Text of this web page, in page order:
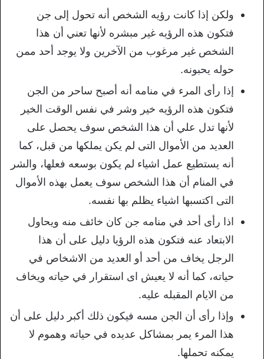
ولكن إذا كانت رؤيه الشخص أنه تحول إلى جن
فتكون هذه الرؤيه غير مبشره لأنها تعني أن هذا
الشخص غير مرغوب من الآخرين ولا يوجد أحد ممن
حوله يحبونه.
إذا رأى المرء في منامه أنه أصبح ساحر من الجن
فتكون هذه الرؤيه خير وشر في نفس الوقت الخير
لأنها تدل علي أن هذا الشخص سوف يحصل على
العديد من الأموال التى لم يكن يملكها من قبل، كما
أنه يستطيع عمل اشياء لم يكون بوسعه فعلها، والشر
في المنام أن هذا الشخص سوف يعمل بهذه الأموال
التى اكتسبها اشياء يظلم بها نفسه.
اذا رأى أحد في منامه جن كان خائف منه ويحاول
الابتعاد عنه فتكون هذه الرؤيا دليل على أن هذا
الرجل يخاف من أحد أو العديد من الاشخاص في
حياته، كما أنه لا يعيش اى استقرار في حياته ويخاف
من الايام المقبله عليه.
وإذا رأى أن الجن مسه فيكون ذلك أكبر دليل على أن
هذا المرء يمر بمشاكل عديده في حياته وهموم لا
يمكنه تحملها.